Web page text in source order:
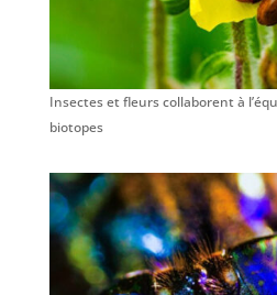
Insectes et fleurs collaborent à
biotopes